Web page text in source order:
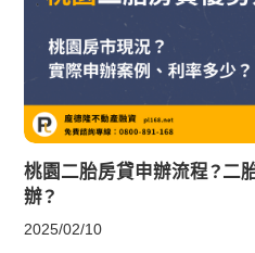
桃園二胎房貸申辦流程？二
辦？
2025/02/10